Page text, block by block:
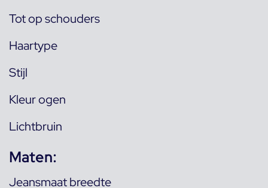
Tot op schouders
Haartype
Stijl
Kleur ogen
Lichtbruin
Maten:
Jeansmaat breedte